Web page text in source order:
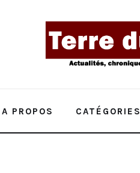
A PROPOS CATÉGORIES